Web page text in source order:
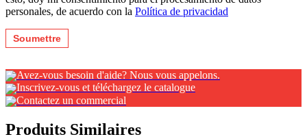
personales, de acuerdo con la Política de privacidad
Avez-vous besoin d'aide? Nous vous appelons.
Inscrivez-vous et téléchargez le catalogue
Contactez un commercial
Produits Similaires